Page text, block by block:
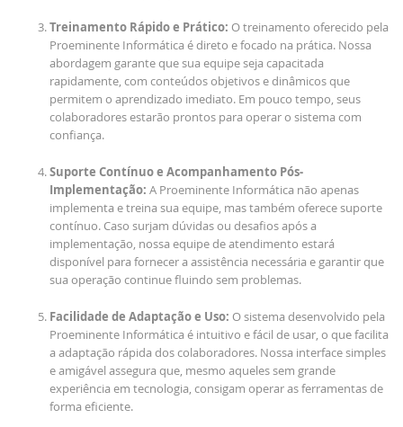
Treinamento Rápido e Prático: O treinamento oferecido pela
Proeminente Informática é direto e focado na prática. Nossa
abordagem garante que sua equipe seja capacitada
rapidamente, com conteúdos objetivos e dinâmicos que
permitem o aprendizado imediato. Em pouco tempo, seus
colaboradores estarão prontos para operar o sistema com
confiança.
Suporte Contínuo e Acompanhamento Pós-
Implementação: A Proeminente Informática não apenas
implementa e treina sua equipe, mas também oferece suporte
contínuo. Caso surjam dúvidas ou desafios após a
implementação, nossa equipe de atendimento estará
disponível para fornecer a assistência necessária e garantir que
sua operação continue fluindo sem problemas.
Facilidade de Adaptação e Uso: O sistema desenvolvido pela
Proeminente Informática é intuitivo e fácil de usar, o que facilita
a adaptação rápida dos colaboradores. Nossa interface simples
e amigável assegura que, mesmo aqueles sem grande
experiência em tecnologia, consigam operar as ferramentas de
forma eficiente.